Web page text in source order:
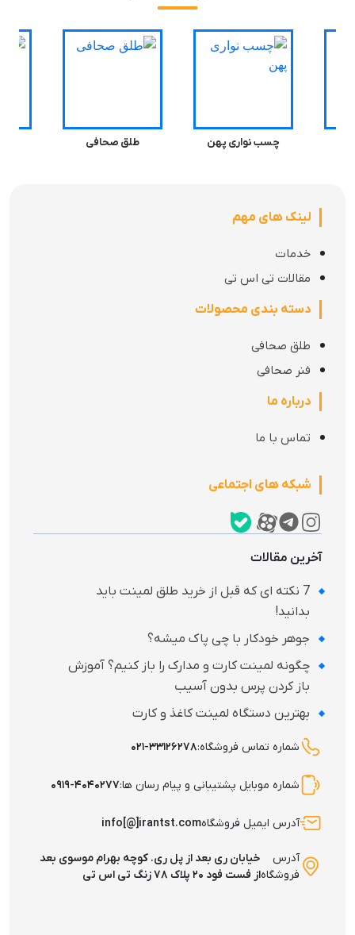
چسب نواری پهن طلق صحافی
لینک های مهم
خدمات
مقالات تی اس تی
دسته بندی محصولات
طلق صحافی
فنر صحافی
درباره ما
تماس با ما
شبکه های اجتماعی
آخرین مقالات
7 نکته‌ ای که قبل از خرید طلق لمینت باید
بدانید!
جوهر خودکار با چی پاک میشه؟
چگونه لمینت کارت و مدارک را باز کنیم؟ آموزش
باز کردن پرس بدون آسیب
بهترین دستگاه لمینت کاغذ و کارت
شماره تماس فروشگاه:۰۲۱-۳۳۱۲۶۲۷۸
شماره موبایل پشتیبانی و پیام رسان ها:۰۹۱۹-۴۰۴۰۲۷۷
آدرس ایمیل فروشگاهinfo[@]irantst.com
آدرس
فروشگاه
خیابان ری بعد از پل ری. کوچه بهرام موسوی بعد
از فست فود ۲۰ پلاک ۷۸ زنگ تی اس تی